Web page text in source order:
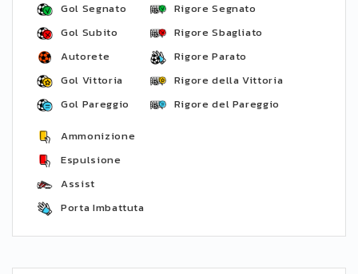
Gol Segnato
Gol Subito
Autorete
Gol Vittoria
Gol Pareggio
Rigore Segnato
Rigore Sbagliato
Rigore Parato
Rigore della Vittoria
Rigore del Pareggio
Ammonizione
Espulsione
Assist
Porta Imbattuta